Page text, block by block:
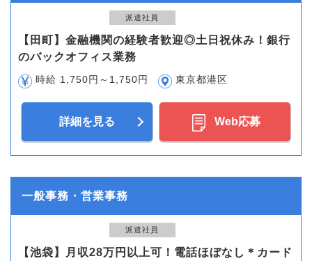
派遣社員
【田町】金融機関の経験者歓迎◎土日祝休み！銀行
のバックオフィス業務
時給 1,750円～1,750円 東京都港区
詳細を見る Web応募
一般事務・営業事務
派遣社員
【池袋】月収28万円以上可！電話ほぼなし＊カード